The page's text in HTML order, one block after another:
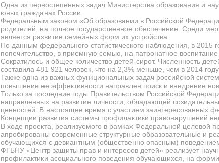
Одна из первостепенных задач Министерства образования и
юных гражданах России.
Федеральным законом «Об образовании в Российской
родителей, на полное государственное обеспечение. Среди
является развитие семейных форм их устройства.
По данным федерального статистического наблюдения, в 2015
попечительство, в приемную семью, на патронатное
Сократилось и общее количество детей-сирот. Численность
составила 481 921 человек, что на 2,3% меньше, чем в 2014
Также одна из важных функциональных задач российской
повышение ее эффективности направлен поиск и внедрение
Только за последние годы Правительством Российской
направленных на развитие личности, обладающей
ценностей. В настоящее время с участием заинтересованных
Концепции развития системы профилактики правонарушений
В ходе проекта, реализуемого в рамках Федеральной целевой
апробированы современные структурные образовательные и
обучающихся с девиантным (общественно опасным) поведением
ФГБНУ «Центр защиты прав и интересов детей» реализует
профилактики асоциального поведения обучающихся, на